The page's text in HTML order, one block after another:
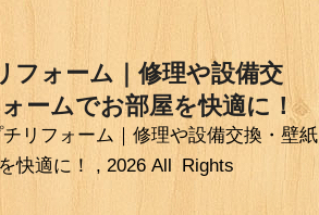
フォーム｜修理や設備交
ームでお部屋を快適に！
するプチリフォームや修理・修繕の事例を紹介
393-906
リフォーム｜修理や設備交換・壁紙
快適に！ , 2026 All Rights